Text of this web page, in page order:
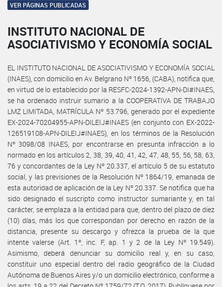
VER PÁGINAS PUBLICADAS
INSTITUTO NACIONAL DE
ASOCIATIVISMO Y ECONOMÍA SOCIAL
EL INSTITUTO NACIONAL DE ASOCIATIVISMO Y ECONOMÍA SOCIAL
(INAES), con domicilio en Av. Belgrano Nº 1656, (CABA), notifica que,
en virtud de lo establecido por la RESFC-2024-1392-APN-DI#INAES,
se ha ordenado instruir sumario a la COOPERATIVA DE TRABAJO
LMZ LIMITADA, MATRÍCULA Nº 53.796, generado por el expediente
EX-2024-70204955-APN-DILEIJ#INAES (en conjunto con EX-2022-
126519108-APN-DILEIJ#INAES), en los términos de la Resolución
Nº 3098/08 INAES, por encontrarse en presunta infracción a lo
normado en los artículos 2, 38, 39, 40, 41, 42, 47, 48, 55, 56, 58, 63,
76 y concordantes de la Ley Nº 20.337, el artículo 5 de su estatuto
social, y las previsiones de la Resolución Nº 1864/19, emanada de
esta autoridad de aplicación de la Ley Nº 20.337. Se notifica que ha
sido designado el suscripto como instructor sumariante y, en tal
carácter, se emplaza a la entidad para que, dentro del plazo de diez
(10) días, más los que correspondan por derecho en razón de la
distancia, presente su descargo y ofrezca la prueba de la que
intente valerse (Art. 1º, inc. F, ap. 1 y 2 de la Ley Nº 19.549).
Asimismo, deberá denunciar su domicilio real y, en su caso,
constituir uno especial dentro del radio geográfico de la Ciudad
Autónoma de Buenos Aires y/o un domicilio electrónico, conforme a